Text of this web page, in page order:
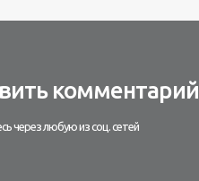
комментарий
через любую из соц. сетей